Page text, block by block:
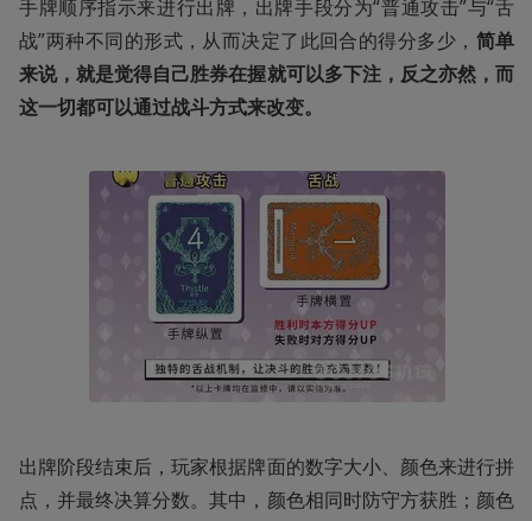
手牌顺序指示来进行出牌，出牌手段分为“普通攻击”与“舌
战”两种不同的形式，从而决定了此回合的得分多少， 简单
来说，就是觉得自己胜券在握就可以多下注，反之亦然，而
这一切都可以通过战斗方式来改变。
出牌阶段结束后，玩家根据牌面的数字大小、颜色来进行拼
点，并最终决算分数。其中，颜色相同时防守方获胜；颜色